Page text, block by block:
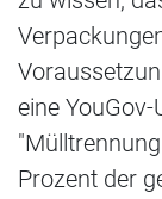
eine
Prozent der